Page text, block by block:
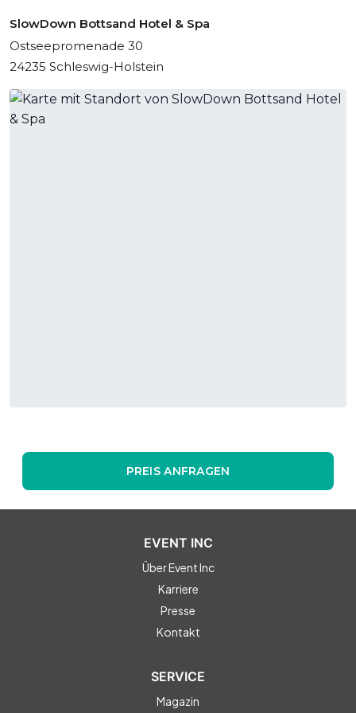
SlowDown Bottsand Hotel & Spa
Ostseepromenade 30
24235 Schleswig-Holstein
PREIS ANFRAGEN
EVENT INC
Über Event Inc
Karriere
Presse
Kontakt
SERVICE
Magazin